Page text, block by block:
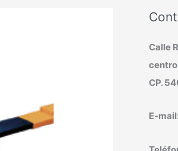
Calle
CP.
E-